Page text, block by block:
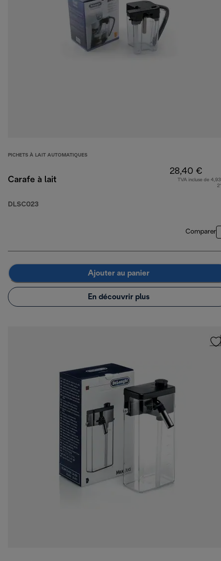
PICHETS À LAIT AUTOMATIQUES
Carafe à lait
DLSC023
28,40 €
TVA incluse de
Comparer
Ajouter au panier
En découvrir plus